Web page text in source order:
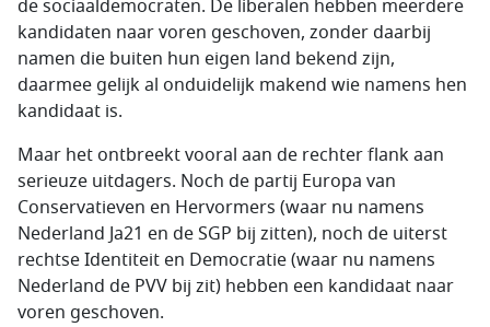
de sociaaldemocraten. De liberalen hebben meerdere
kandidaten naar voren geschoven, zonder daarbij
namen die buiten hun eigen land bekend zijn,
daarmee gelijk al onduidelijk makend wie namens hen
kandidaat is.
Maar het ontbreekt vooral aan de rechter flank aan
serieuze uitdagers. Noch de partij Europa van
Conservatieven en Hervormers (waar nu namens
Nederland Ja21 en de SGP bij zitten), noch de uiterst
rechtse Identiteit en Democratie (waar nu namens
Nederland de PVV bij zit) hebben een kandidaat naar
voren geschoven.